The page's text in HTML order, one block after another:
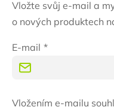
Vložte svůj e-mail a
o nových produktech
E-mail
Vložením e-mailu